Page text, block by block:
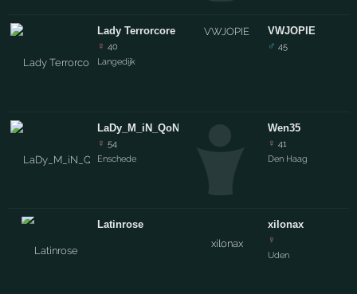
Lady Terrorcore
♀ 40
Langedijk
LaDy_M_iN_QoNTRoL!!!
♀ 54
Enschede
Latinrose
VWJOPIE
♂ 45
Wen35
♀ 41
Den Haag
xilonax
♀
Uden